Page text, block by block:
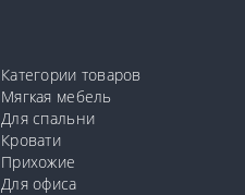
Категории товаров
Мягкая мебель
Для спальни
Кровати
Прихожие
Для офиса